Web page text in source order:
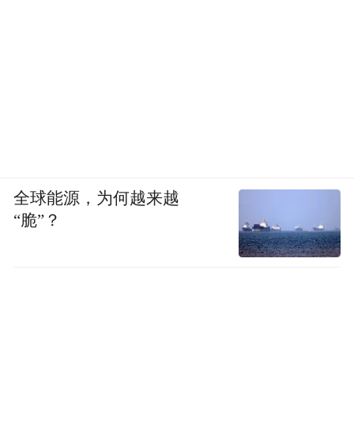
全球能源，为何越来越
“脆”？